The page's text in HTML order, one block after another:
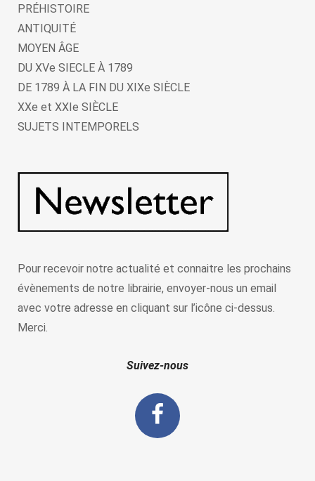
PRÉHISTOIRE
ANTIQUITÉ
MOYEN ÂGE
DU XVe SIECLE À 1789
DE 1789 À LA FIN DU XIXe SIÈCLE
XXe et XXIe SIÈCLE
SUJETS INTEMPORELS
Pour recevoir notre actualité et connaitre les prochains
évènements de notre librairie, envoyer-nous un email
avec votre adresse en cliquant sur l’icône ci-dessus.
Merci.
Suivez-nous